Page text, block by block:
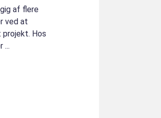
af flere
ved at
Hos
...